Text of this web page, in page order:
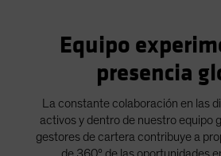
Equipo
presencia
La constante colaboración en las
activos y dentro de nuestro equipo
gestores de cartera contribuye a
de 360º de las oportunidades